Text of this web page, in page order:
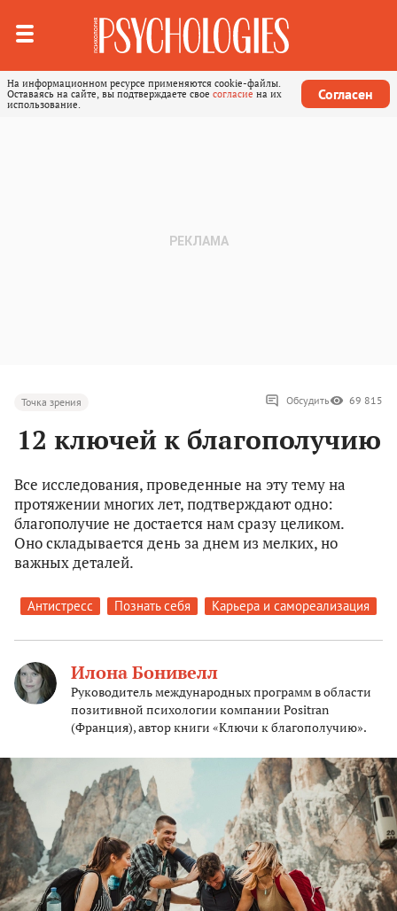
На информационном ресурсе применяются cookie-файлы.
Оставаясь на сайте, вы подтверждаете свое согласие на их
использование.
Согласен
Точка зрения Обсудить 69 815
12 ключей к благополучию
Все исследования, проведенные на эту тему на
протяжении многих лет, подтверждают одно:
благополучие не достается нам сразу целиком.
Оно складывается день за днем из мелких, но
важных деталей.
Антистресс Познать себя Карьера и самореализация
Илона Бонивелл
Руководитель международных программ в области
позитивной психологии компании Positran
(Франция), автор книги «Ключи к благополучию».